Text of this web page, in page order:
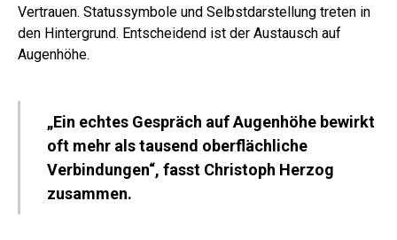
Vertrauen. Statussymbole und Selbstdarstellung treten in
den Hintergrund. Entscheidend ist der Austausch auf
Augenhöhe.
„Ein echtes Gespräch auf Augenhöhe bewirkt
oft mehr als tausend oberflächliche
Verbindungen“, fasst Christoph Herzog
zusammen.